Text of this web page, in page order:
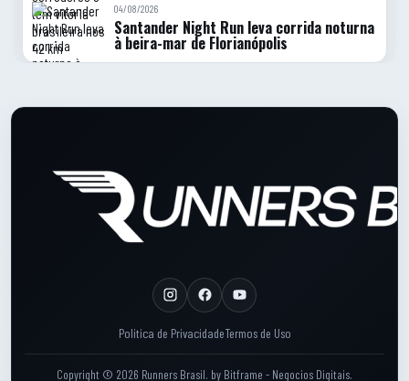
04/08/2026
Santander Night Run leva corrida noturna
à beira-mar de Florianópolis
Rodape do site
Rodape: Links legais
Politica de PrivacidadeTermos de Uso
Copyright © 2026 Runners Brasil. by Bitframe - Negocios Digitais.